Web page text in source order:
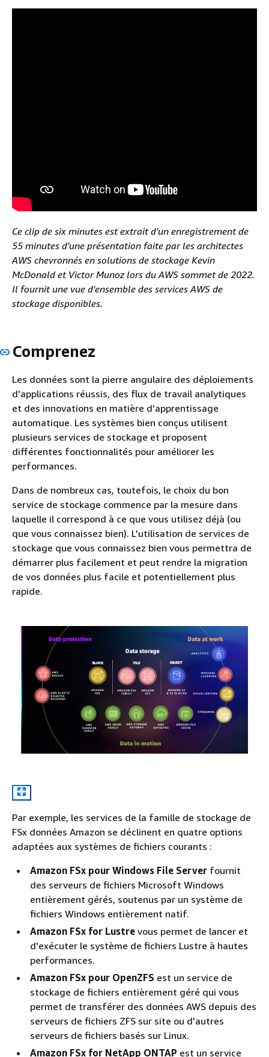
Ce clip de six minutes est extrait d'un enregistrement de
55 minutes d'une présentation faite par les architectes
AWS chevronnés en solutions de stockage Kevin
McDonald et Victor Munoz lors du AWS sommet de 2022.
Il fournit une vue d'ensemble des services AWS de
stockage disponibles.
Comprenez
Les données sont la pierre angulaire des déploiements
d'applications réussis, des flux de travail analytiques
et des innovations en matière d'apprentissage
automatique. Les systèmes bien conçus utilisent
plusieurs services de stockage et proposent
différentes fonctionnalités pour améliorer les
performances.
Dans de nombreux cas, toutefois, le choix du bon
service de stockage commence par la mesure dans
laquelle il correspond à ce que vous utilisez déjà (ou
que vous connaissez bien). L'utilisation de services de
stockage que vous connaissez bien vous permettra de
démarrer plus facilement et peut rendre la migration
de vos données plus facile et potentiellement plus
rapide.
Par exemple, les services de la famille de stockage de
FSx données Amazon se déclinent en quatre options
adaptées aux systèmes de fichiers courants :
Amazon FSx pour Windows File Server fournit
des serveurs de fichiers Microsoft Windows
entièrement gérés, soutenus par un système de
fichiers Windows entièrement natif.
Amazon FSx for Lustre vous permet de lancer et
d'exécuter le système de fichiers Lustre à hautes
performances.
Amazon FSx pour OpenZFS est un service de
stockage de fichiers entièrement géré qui vous
permet de transférer des données AWS depuis des
serveurs de fichiers ZFS sur site ou d'autres
serveurs de fichiers basés sur Linux.
Amazon FSx for NetApp ONTAP est un service